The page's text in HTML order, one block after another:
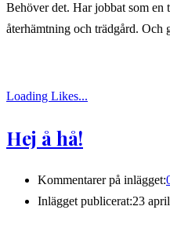
Behöver det. Har jobbat som en
återhämtning och trädgård. Och
Loading Likes...
Hej å hå!
Kommentarer på inlägget:
Inlägget publicerat:23